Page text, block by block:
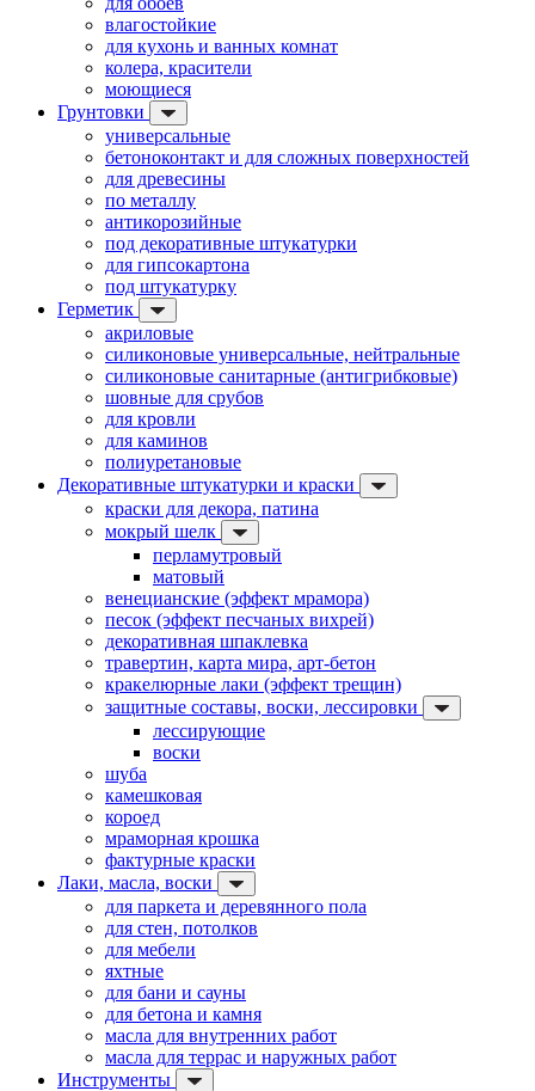
влагостойкие
для кухонь и ванных комнат
колера, красители
моющиеся
Грунтовки
универсальные
бетоноконтакт и для сложных поверхностей
для древесины
по металлу
антикорозийные
под декоративные штукатурки
для гипсокартона
под штукатурку
Герметик
акриловые
силиконовые универсальные, нейтральные
силиконовые санитарные (антигрибковые)
шовные для срубов
для кровли
для каминов
полиуретановые
Декоративные штукатурки и краски
краски для декора, патина
мокрый шелк
перламутровый
матовый
венецианские (эффект мрамора)
песок (эффект песчаных вихрей)
декоративная шпаклевка
травертин, карта мира, арт-бетон
кракелюрные лаки (эффект трещин)
защитные составы, воски, лессировки
лессирующие
воски
шуба
камешковая
короед
мраморная крошка
фактурные краски
Лаки, масла, воски
для паркета и деревянного пола
для стен, потолков
для мебели
яхтные
для бани и сауны
для бетона и камня
масла для внутренних работ
масла для террас и наружных работ
Инструменты